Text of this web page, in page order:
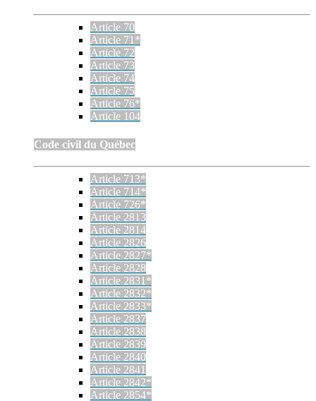
Article 70
Article 71*
Article 72
Article 73
Article 74
Article 75
Article 76*
Article 104
Code civil du Québec
Article 713*
Article 714*
Article 726*
Article 2813
Article 2814
Article 2826
Article 2827*
Article 2828
Article 2831*
Article 2832*
Article 2833*
Article 2837
Article 2838
Article 2839
Article 2840
Article 2841
Article 2842*
Article 2854*